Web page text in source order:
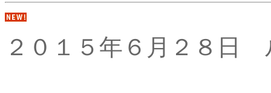
２０１５年６月２８日